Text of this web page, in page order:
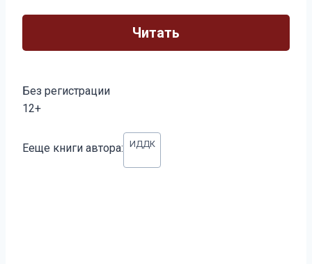
Читать
Без регистрации
12+
записи:
Ееще книги автора: ИДДК